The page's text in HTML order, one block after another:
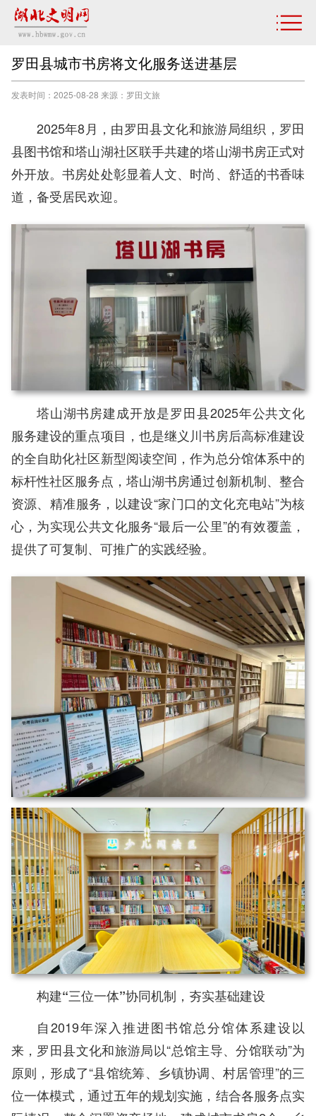
罗田县城市书房将文化服务送进基层
发表时间：2025-08-28 来源：罗田文旅
2025年8月，由罗田县文化和旅游局组织，罗田
县图书馆和塔山湖社区联手共建的塔山湖书房正式对
外开放。书房处处彰显着人文、时尚、舒适的书香味
道，备受居民欢迎。
塔山湖书房建成开放是罗田县2025年公共文化
服务建设的重点项目，也是继义川书房后高标准建设
的全自助化社区新型阅读空间，作为总分馆体系中的
标杆性社区服务点，塔山湖书房通过创新机制、整合
资源、精准服务，以建设“家门口的文化充电站”为核
心，为实现公共文化服务“最后一公里”的有效覆盖，
提供了可复制、可推广的实践经验。
构建“三位一体”协同机制，夯实基础建设
自2019年深入推进图书馆总分馆体系建设以
来，罗田县文化和旅游局以“总馆主导、分馆联动”为
原则，形成了“县馆统筹、乡镇协调、村居管理”的三
位一体模式，通过五年的规划实施，结合各服务点实